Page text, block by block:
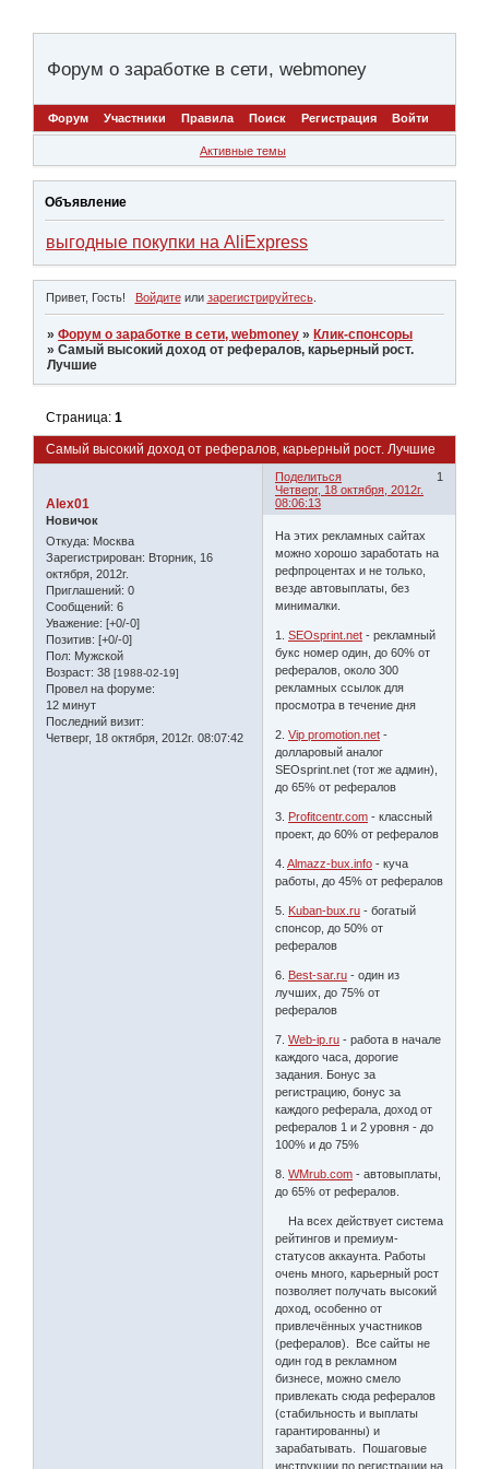
Форум о заработке в сети, webmoney
Форум Участники Правила Поиск Регистрация Войти
Активные темы
Объявление
выгодные покупки на AliExpress
Привет, Гость! Войдитеили зарегистрируйтесь.
»Форум о заработке в сети, webmoney » Клик-спонсоры
»Самый высокий доход от рефералов, карьерный рост.
Лучшие
Самый высокий доход от рефералов, карьерный рост. Лучшие
Страница:1
Поделиться
1
Четверг, 18 октября, 2012г.
08:06:13
Alex01
Новичок
Откуда: Москва
Зарегистрирован: Вторник, 16
октября, 2012г.
Приглашений: 0
Сообщений: 6
Уважение: [+0/-0]
Позитив: [+0/-0]
Пол: Мужской
Возраст: 38 [1988-02-19]
Провел на форуме:
12 минут
Последний визит:
Четверг, 18 октября, 2012г. 08:07:42
На этих рекламных сайтах
можно хорошо заработать на
рефпроцентах и не только,
везде автовыплаты, без
минималки.
1.SEOsprint.net - рекламный
букс номер один, до 60% от
рефералов, около 300
рекламных ссылок для
просмотра в течение дня
2.Vip promotion.net -
долларовый аналог
SEOsprint.net (тот же админ),
до 65% от рефералов
3. Profitcentr.com - классный
проект, до 60% от рефералов
4.Almazz-bux.info - куча
работы, до 45% от рефералов
5. Kuban-bux.ru - богатый
спонсор, до 50% от
рефералов
6. Best-sar.ru - один из
лучших, до 75% от
рефералов
7.Web-ip.ru - работа в начале
каждого часа, дорогие
задания. Бонус за
регистрацию, бонус за
каждого реферала, доход от
рефералов 1 и 2 уровня - до
100% и до 75%
8.WMrub.com - автовыплаты,
до 65% от рефералов.
На всех действует система
рейтингов и премиум-
статусов аккаунта. Работы
очень много, карьерный рост
позволяет получать высокий
доход, особенно от
привлечённых участников
(рефералов). Все сайты не
один год в рекламном
бизнесе, можно смело
привлекать сюда рефералов
(стабильность и выплаты
гарантированны) и
зарабатывать. Пошаговые
инструкции по регистрации на